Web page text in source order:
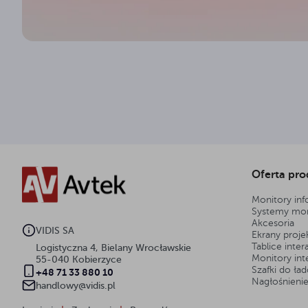
VIDIS SA
Logistyczna 4, Bielany Wrocławskie
55-040 Kobierzyce
+48 71 33 880 10
handlowy@vidis.pl
Oferta
Monitory
Systemy
Akcesoria
Ekrany
Tablice
Monitory
Szafki do
Nagłośnienie